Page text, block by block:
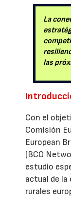
La
las
Con el
Comisión
European
(BCO
estudio
actual de la
rurales